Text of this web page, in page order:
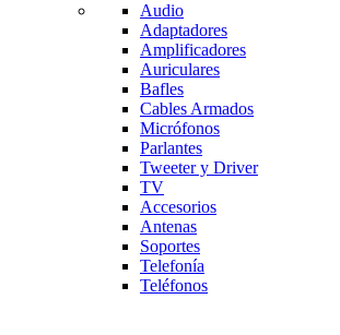
Audio
Adaptadores
Amplificadores
Auriculares
Bafles
Cables Armados
Micrófonos
Parlantes
Tweeter y Driver
TV
Accesorios
Antenas
Soportes
Telefonía
Teléfonos